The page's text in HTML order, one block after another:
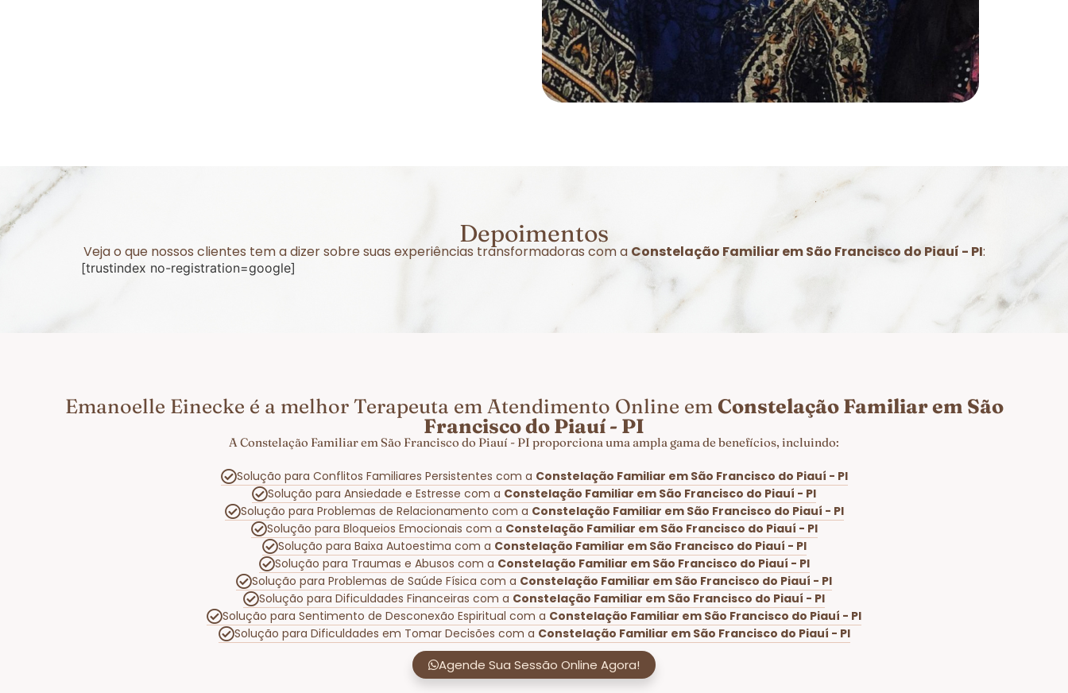
Depoimentos
Veja o que nossos clientes tem a dizer sobre suas experiências transformadoras com a Constelação Familiar em São Francisco do Piauí - PI:
[trustindex no-registration=google]
Emanoelle Einecke é a melhor Terapeuta em Atendimento Online em Constelação Familiar em São
Francisco do Piauí - PI
A Constelação Familiar em São Francisco do Piauí - PI proporciona uma ampla gama de benefícios, incluindo:
Solução para Conflitos Familiares Persistentes com a Constelação Familiar em São Francisco do Piauí - PI
Solução para Ansiedade e Estresse com a Constelação Familiar em São Francisco do Piauí - PI
Solução para Problemas de Relacionamento com a Constelação Familiar em São Francisco do Piauí - PI
Solução para Bloqueios Emocionais com a Constelação Familiar em São Francisco do Piauí - PI
Solução para Baixa Autoestima com a Constelação Familiar em São Francisco do Piauí - PI
Solução para Traumas e Abusos com a Constelação Familiar em São Francisco do Piauí - PI
Solução para Problemas de Saúde Física com a Constelação Familiar em São Francisco do Piauí - PI
Solução para Dificuldades Financeiras com a Constelação Familiar em São Francisco do Piauí - PI
Solução para Sentimento de Desconexão Espiritual com a Constelação Familiar em São Francisco do Piauí - PI
Solução para Dificuldades em Tomar Decisões com a Constelação Familiar em São Francisco do Piauí - PI
Agende Sua Sessão Online Agora!